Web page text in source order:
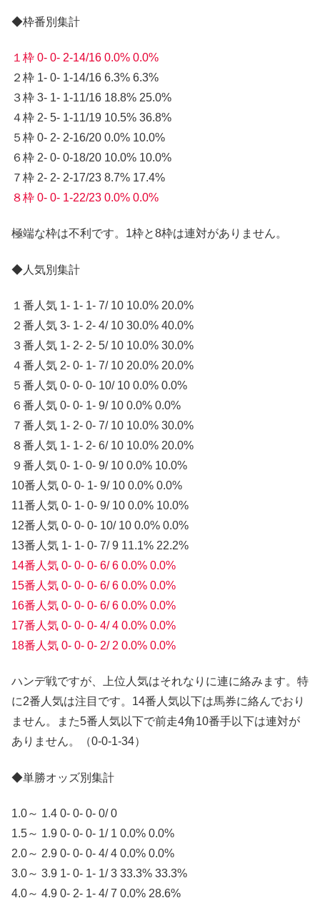
◆枠番別集計
１枠 0- 0- 2-14/16 0.0% 0.0%
２枠 1- 0- 1-14/16 6.3% 6.3%
３枠 3- 1- 1-11/16 18.8% 25.0%
４枠 2- 5- 1-11/19 10.5% 36.8%
５枠 0- 2- 2-16/20 0.0% 10.0%
６枠 2- 0- 0-18/20 10.0% 10.0%
７枠 2- 2- 2-17/23 8.7% 17.4%
８枠 0- 0- 1-22/23 0.0% 0.0%
極端な枠は不利です。1枠と8枠は連対がありません。
◆人気別集計
１番人気 1- 1- 1- 7/ 10 10.0% 20.0%
２番人気 3- 1- 2- 4/ 10 30.0% 40.0%
３番人気 1- 2- 2- 5/ 10 10.0% 30.0%
４番人気 2- 0- 1- 7/ 10 20.0% 20.0%
５番人気 0- 0- 0- 10/ 10 0.0% 0.0%
６番人気 0- 0- 1- 9/ 10 0.0% 0.0%
７番人気 1- 2- 0- 7/ 10 10.0% 30.0%
８番人気 1- 1- 2- 6/ 10 10.0% 20.0%
９番人気 0- 1- 0- 9/ 10 0.0% 10.0%
10番人気 0- 0- 1- 9/ 10 0.0% 0.0%
11番人気 0- 1- 0- 9/ 10 0.0% 10.0%
12番人気 0- 0- 0- 10/ 10 0.0% 0.0%
13番人気 1- 1- 0- 7/ 9 11.1% 22.2%
14番人気 0- 0- 0- 6/ 6 0.0% 0.0%
15番人気 0- 0- 0- 6/ 6 0.0% 0.0%
16番人気 0- 0- 0- 6/ 6 0.0% 0.0%
17番人気 0- 0- 0- 4/ 4 0.0% 0.0%
18番人気 0- 0- 0- 2/ 2 0.0% 0.0%
ハンデ戦ですが、上位人気はそれなりに連に絡みます。特
に2番人気は注目です。14番人気以下は馬券に絡んでおり
ません。また5番人気以下で前走4角10番手以下は連対が
ありません。（0-0-1-34）
◆単勝オッズ別集計
1.0～ 1.4 0- 0- 0- 0/ 0
1.5～ 1.9 0- 0- 0- 1/ 1 0.0% 0.0%
2.0～ 2.9 0- 0- 0- 4/ 4 0.0% 0.0%
3.0～ 3.9 1- 0- 1- 1/ 3 33.3% 33.3%
4.0～ 4.9 0- 2- 1- 4/ 7 0.0% 28.6%